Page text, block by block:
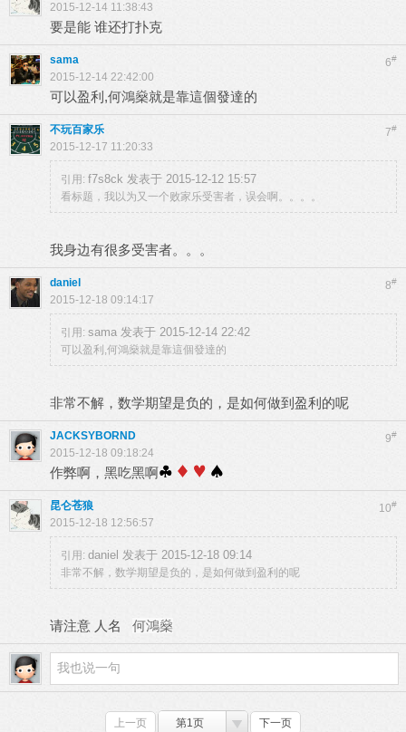
2015-12-14 11:38:43
要是能 谁还打扑克
6#
sama
2015-12-14 22:42:00
可以盈利,何鴻燊就是靠這個發達的
7#
不玩百家乐
2015-12-17 11:20:33
引用: f7s8ck 发表于 2015-12-12 15:57
看标题，我以为又一个败家乐受害者，误会啊。。。。
我身边有很多受害者。。。
8#
daniel
2015-12-18 09:14:17
引用: sama 发表于 2015-12-14 22:42
可以盈利,何鴻燊就是靠這個發達的
非常不解，数学期望是负的，是如何做到盈利的呢
9#
JACKSYBORND
2015-12-18 09:18:24
作弊啊，黑吃黑啊
10#
昆仑苍狼
2015-12-18 12:56:57
引用: daniel 发表于 2015-12-18 09:14
非常不解，数学期望是负的，是如何做到盈利的呢
请注意 人名 何鴻燊
上一页 第1页 下一页